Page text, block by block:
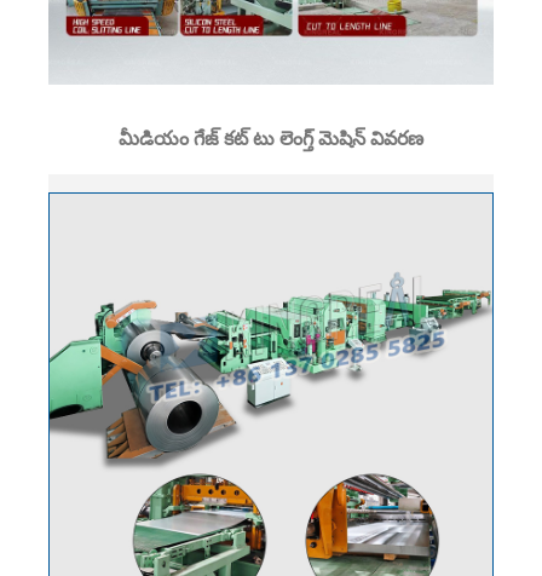
మీడియం గేజ్ కట్ టు లెంగ్త్ మెషిన్ వివరణ